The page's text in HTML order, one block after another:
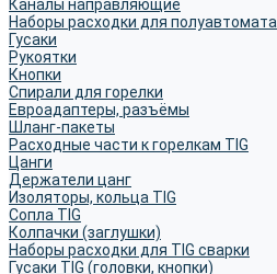
Каналы направляющие
Наборы расходки для полуавтомата
Гусаки
Рукоятки
Кнопки
Спирали для горелки
Евроадаптеры, разъёмы
Шланг-пакеты
Расходные части к горелкам TIG
Цанги
Держатели цанг
Изоляторы, кольца TIG
Сопла TIG
Колпачки (заглушки)
Наборы расходки для TIG сварки
Гусаки TIG (головки, кнопки)